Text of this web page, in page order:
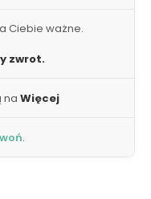
Ciebie ważne.
zwrot.
na Więcej
.